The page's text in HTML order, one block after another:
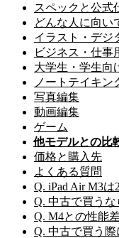
スペックと公式
どんな人に向い
イラスト・デジ
ビジネス・仕事
大学生・学生向
ノートテイキン
写真編集
動画編集
ゲーム
他モデルとの比
価格と購入先
よくある質問
Q. iPad Air M3は
Q. 中古で買う
Q. M4との性能
Q. 中古で買う